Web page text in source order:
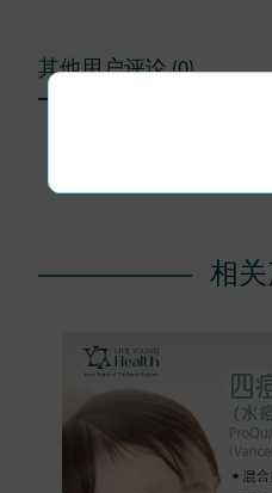
其他用户评论 (0)
相关